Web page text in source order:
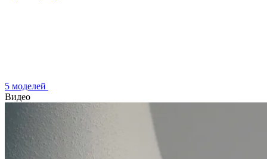
5 моделей
Видео